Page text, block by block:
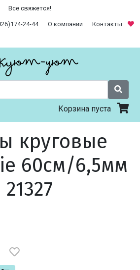
Все свяжется!
24-44 О компании
Контакты
Корзина пуста
круговые
60см/6,5мм
21327